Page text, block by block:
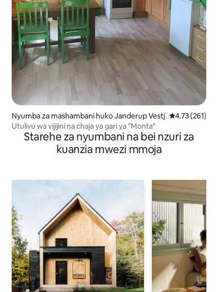
Nyumba za mashambani huko Janderup Vestj Ukadiriaji wa
4.73 (261)
Utulivu wa vijijini na chaja ya gari ya "Monta"
Starehe za nyumbani na bei nzuri za
kuanzia mwezi mmoja